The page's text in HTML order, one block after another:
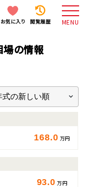
お気に入り 閲覧履歴 MENU
場の情報
168.0 万円
93.0 万円